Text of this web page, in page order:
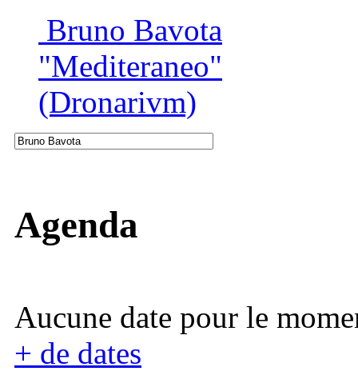
Bruno Bavota
"Mediteraneo"
(Dronarivm)
Agenda
Aucune date pour le
+ de dates